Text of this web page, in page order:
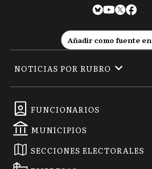
Añadir como fuente en
FUNCIONARIOS
MUNICIPIOS
SECCIONES ELECTORALES
NOTICIAS POR RUBRO